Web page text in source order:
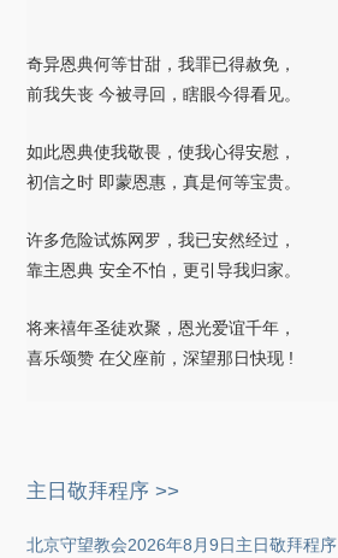
器
奇异恩典何等甘甜，我罪已得赦免，
前我失丧 今被寻回，瞎眼今得看见。
如此恩典使我敬畏，使我心得安慰，
初信之时 即蒙恩惠，真是何等宝贵。
许多危险试炼网罗，我已安然经过，
靠主恩典 安全不怕，更引导我归家。
将来禧年圣徒欢聚，恩光爱谊千年，
喜乐颂赞 在父座前，深望那日快现 !
主日敬拜程序 >>
北京守望教会2026年8月9日主日敬拜程序